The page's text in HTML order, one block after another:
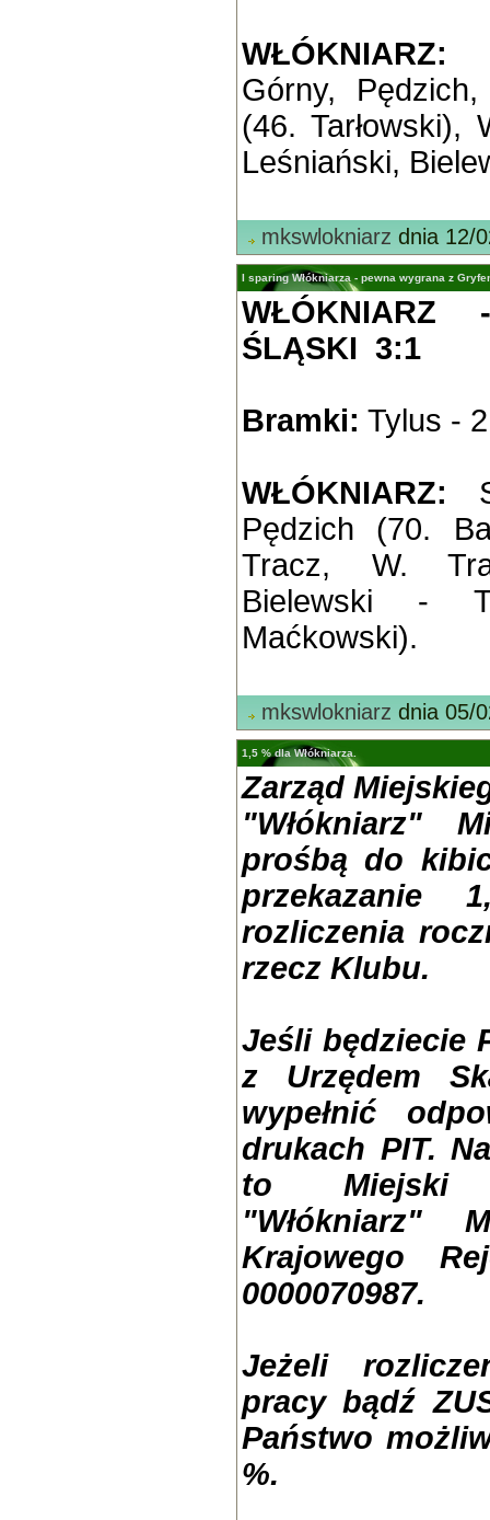
WŁÓKNIARZ:
Górny,
(46. Tarłowski),
Leśniański,
mkswlokniarz dnia 12/
I sparing Włókniarza - pewna wygrana z
WŁÓKNIARZ
ŚLĄSKI 3:1
Bramki: Tylus -
WŁÓKNIARZ:
Pędzich (70.
Tracz, W.
Bielewski -
Maćkowski).
mkswlokniarz dnia 05/
1,5 % dla Włókniarza.
Zarząd
"Włókniarz"
prośbą do
rozliczenia
rzecz Klubu.
Jeśli będziecie
z Urzędem
wypełnić
drukach PIT.
to Miejski
"Włókniarz"
Krajowego
0000070987.
Jeżeli
pracy bądź
Państwo
%.